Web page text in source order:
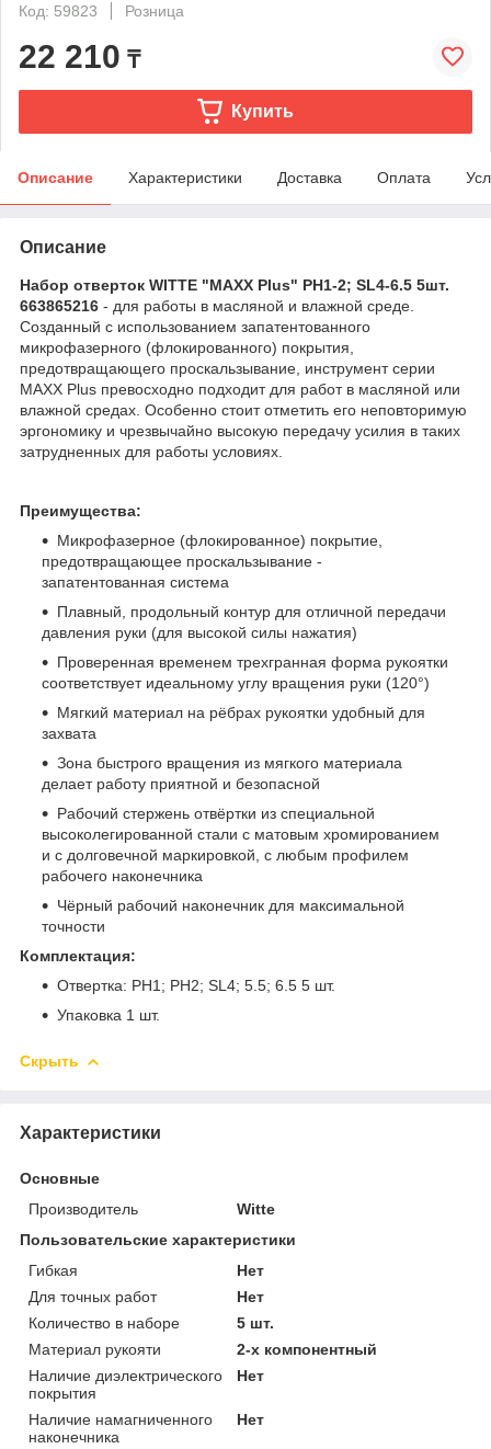
Код: 59823
Розница
22 210 ₸
Купить
Описание Характеристики Доставка Оплата
Описание
Набор отверток WITTE "MAXX Plus" PH1-2; SL4-6.5 5шт.
663865216 - для работы в масляной и влажной среде.
Созданный с использованием запатентованного
микрофазерного (флокированного) покрытия,
предотвращающего проскальзывание, инструмент серии
MAXX Plus превосходно подходит для работ в масляной или
влажной средах. Особенно стоит отметить его неповторимую
эргономику и чрезвычайно высокую передачу усилия в таких
затрудненных для работы условиях.
Преимущества:
Микрофазерное (флокированное) покрытие,
предотвращающее проскальзывание -
запатентованная система
Плавный, продольный контур для отличной передачи
давления руки (для высокой силы нажатия)
Проверенная временем трехгранная форма рукоятки
соответствует идеальному углу вращения руки (120°)
Мягкий материал на рёбрах рукоятки удобный для
захвата
Зона быстрого вращения из мягкого материала
делает работу приятной и безопасной
Рабочий стержень отвëртки из специальной
высоколегированной стали с матовым хромированием
и с долговечной маркировкой, с любым профилем
рабочего наконечника
Чёрный рабочий наконечник для максимальной
точности
Комплектация:
Отвертка: PH1; PH2; SL4; 5.5; 6.5 5 шт.
Упаковка 1 шт.
Скрыть
Характеристики
Основные
Производитель
Witte
Пользовательские характеристики
Гибкая
Нет
Для точных работ
Нет
Количество в наборе
5 шт.
Материал рукояти
2-х компонентный
Наличие диэлектрического
покрытия
Нет
Наличие намагниченного
наконечника
Нет